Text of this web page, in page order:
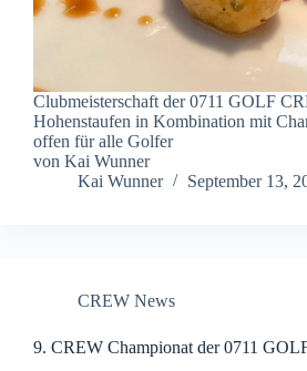
Clubmeisterschaft der 0711 GOLF
Hohenstaufen in Kombination mit
offen für alle Golfer
von Kai Wunner
Kai Wunner
September 13,
CREW News
9. CREW Championat der 0711